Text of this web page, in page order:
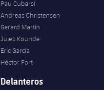
Pau Cubarsí
Andreas Christensen
Gerard Martín
Jules Kounde
Eric García
Héctor Fort
Delanteros